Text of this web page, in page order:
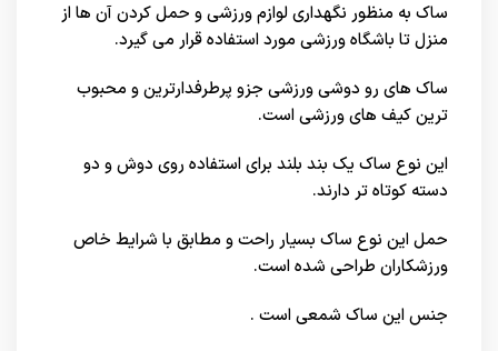
ساک به منظور نگهداری لوازم ورزشی و حمل کردن آن ها از
منزل تا باشگاه ورزشی مورد استفاده قرار می گیرد.
ساک های رو دوشی ورزشی جزو پرطرفدارترین و محبوب
ترین کیف های ورزشی است.
این نوع ساک یک بند بلند برای استفاده روی دوش و دو
دسته کوتاه تر دارند.
حمل این نوع ساک بسیار راحت و مطابق با شرایط خاص
ورزشکاران طراحی شده است.
جنس این ساک شمعی است .